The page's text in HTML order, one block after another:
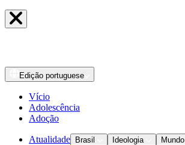
Edição portuguese
Vício
Adolescência
Adoção
Atualidade Brasil Ideologia Mundo